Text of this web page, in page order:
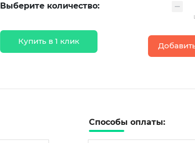
Выберите количество:
Купить в 1 клик
Способы оплаты: